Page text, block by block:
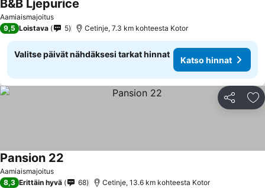
Aamiaismajoitus
B&B Ljepurice
9,5 Loistava 5 Cetinje, 7.3 km kohteesta Kotor
Valitse päivät nähdäksesi tarkat hinnat
Katso hinnat
Jaa
Aamiaismajoitus
Pansion 22
8,3 Erittäin hyvä 68 Cetinje, 13.6 km kohteesta Kotor